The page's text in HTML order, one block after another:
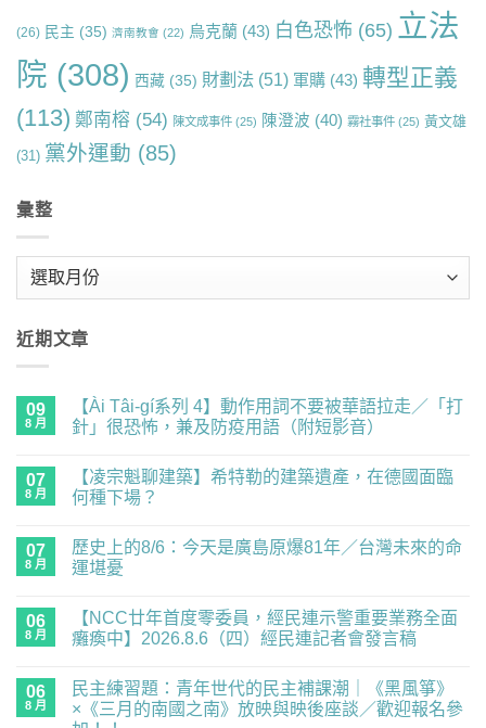
(26) 民主 (35) 濟南教會 (22) 烏克蘭 (43) 白色恐怖 (65) 立法
院 (308) 西藏 (35) 財劃法 (51) 軍購 (43) 轉型正義
(113) 鄭南榕 (54) 陳文成事件 (25) 陳澄波 (40) 霧社事件 (25) 黃文雄
(31) 黨外運動 (85)
彙整
近期文章
09
8 月
【Ài Tâi-gí系列 4】動作用詞不要被華語拉走／「打
針」很恐怖，兼及防疫用語（附短影音）
Tâi-
gí
系
動
作
用
被
華
走
「打
言
07
8 月
【凌宗魁聊建築】希特勒的建築遺產，在德國面臨
何種下場？
宗
魁
聊
特
勒
築
產，
留
言
07
8 月
歷史上的8/6：今天是廣島原爆81年／台灣未來的命
運堪憂
上
的
天
廣
言
06
8 月
【NCC廿年首度零委員，經民連示警重要業務全面
癱瘓中】2026.8.6（四）經民連記者會發言稿
廿
首
留
言
06
8 月
民主練習題：青年世代的民主補課潮｜《黑風箏》
×《三月的南國之南》放映與映後座談／歡迎報名參